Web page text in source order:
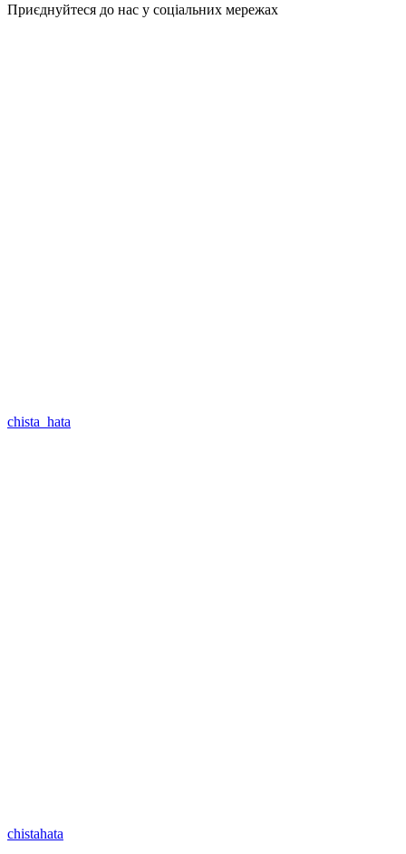
Приєднуйтеся до нас у соціальних мережах
chista_hata
chistahata